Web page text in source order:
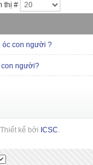
thị #
óc con người ?
con người?
kế bởi ICSC.